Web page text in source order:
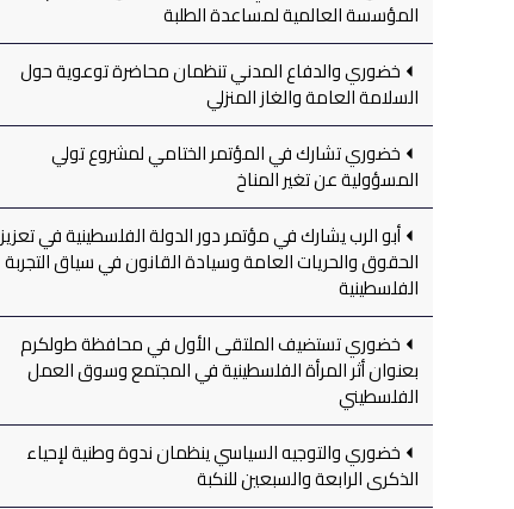
المؤسسة العالمية لمساعدة الطلبة
خضوري والدفاع المدني تنظمان محاضرة توعوية حول
السلامة العامة والغاز المنزلي
خضوري تشارك في المؤتمر الختامي لمشروع تولي
المسؤولية عن تغير المناخ
أبو الرب يشارك في مؤتمر دور الدولة الفلسطينية في تعزيز
الحقوق والحريات العامة وسيادة القانون في سياق التجربة
الفلسطينية
خضوري تستضيف الملتقى الأول في محافظة طولكرم
بعنوان أثر المرأة الفلسطينية في المجتمع وسوق العمل
الفلسطيني
خضوري والتوجيه السياسي ينظمان ندوة وطنية لإحياء
الذكرى الرابعة والسبعين للنكبة